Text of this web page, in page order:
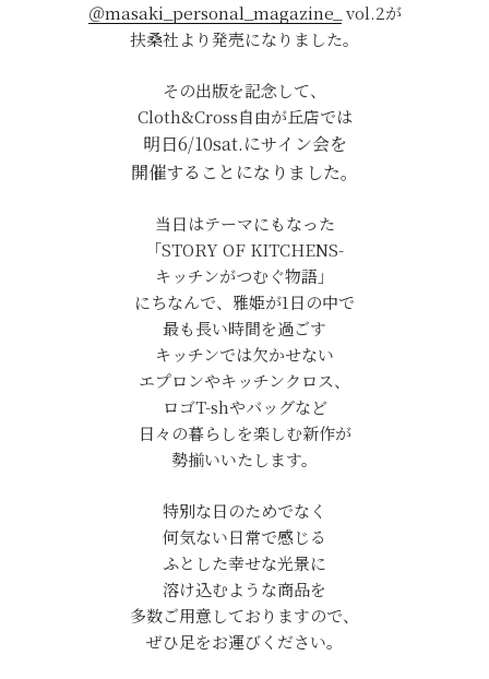
＠masaki_personal_magazine_ vol.2が
扶桑社より発売になりました。
その出版を記念して、
Cloth&Cross自由が丘店では
明日6/10sat.にサイン会を
開催することになりました。
当日はテーマにもなった
「STORY OF KITCHENS-
キッチンがつむぐ物語」
にちなんで、雅姫が1日の中で
最も長い時間を過ごす
キッチンでは欠かせない
エプロンやキッチンクロス、
ロゴT-shやバッグなど
日々の暮らしを楽しむ新作が
勢揃いいたします。
特別な日のためでなく
何気ない日常で感じる
ふとした幸せな光景に
溶け込むような商品を
多数ご用意しておりますので、
ぜひ足をお運びください。